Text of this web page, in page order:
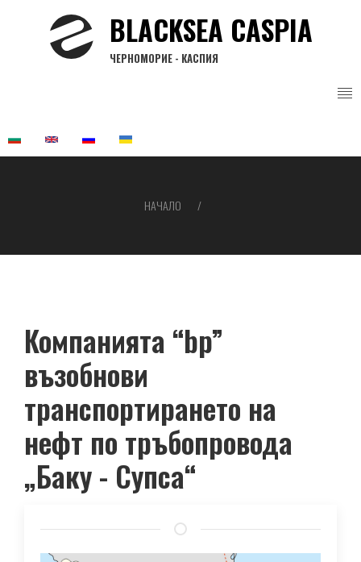
BLACKSEA CASPIA
ЧЕРНОМОРИЕ - КАСПИЯ
НАЧАЛО
Компанията “bp”
възобнови
транспортирането на
нефт по тръбопровода
„Баку - Супса“